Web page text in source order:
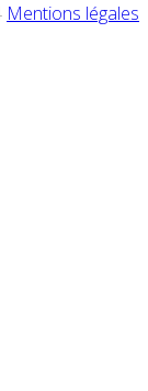
Mentions légales